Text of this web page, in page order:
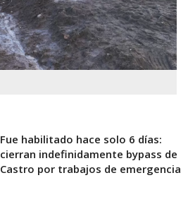
Fue habilitado hace solo 6 días:
cierran indefinidamente bypass de
Castro por trabajos de emergencia